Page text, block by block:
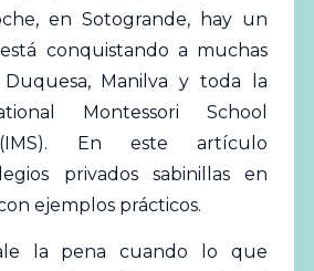
en Sotogrande, hay un
conquistando a muchas
Manilva y toda la
Montessori School
(IMS). En este artículo
privados sabinillas en
ejemplos prácticos.
la pena cuando lo que